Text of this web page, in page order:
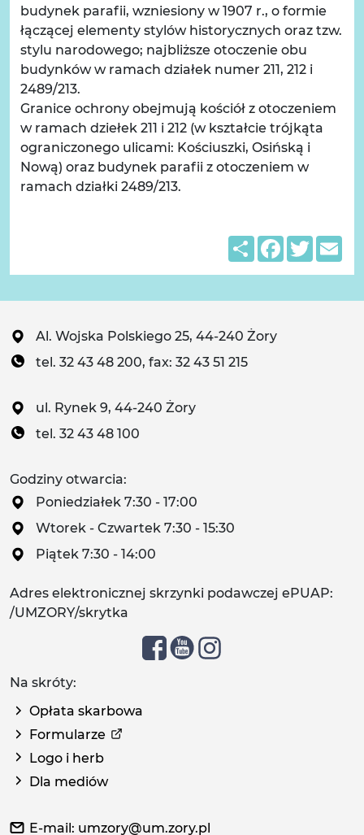
budynek parafii, wzniesiony w 1907 r., o formie
łączącej elementy stylów historycznych oraz tzw.
stylu narodowego; najbliższe otoczenie obu
budynków w ramach działek numer 211, 212 i
2489/213.
Granice ochrony obejmują kościół z otoczeniem
w ramach dziełek 211 i 212 (w kształcie trójkąta
ograniczonego ulicami: Kościuszki, Osińską i
Nową) oraz budynek parafii z otoczeniem w
ramach działki 2489/213.
ShareFacebook
Twitter
Al. Wojska Polskiego 25, 44-240 Żory
tel. 32 43 48 200, fax: 32 43 51 215
ul. Rynek 9, 44-240 Żory
tel. 32 43 48 100
Godziny otwarcia:
Poniedziałek 7:30 - 17:00
Wtorek - Czwartek 7:30 - 15:30
Piątek 7:30 - 14:00
Adres elektronicznej skrzynki podawczej ePUAP:
/UMZORY/skrytka
Na skróty:
Opłata skarbowa
Formularze
Logo i herb
Dla mediów
E-mail: umzory@um.zory.pl